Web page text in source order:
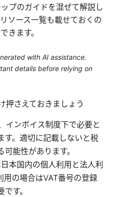
プのガイドを混ぜて解説し
ソース一覧も載せておくの
きます。
with AI assistance.
details before relying on
押さえておきましょう
インボイス制度下で必要と
す。適切に記載しないと税
能性があります。
本国内の個人利用と法人利
用の場合はVAT番号の登録
す。